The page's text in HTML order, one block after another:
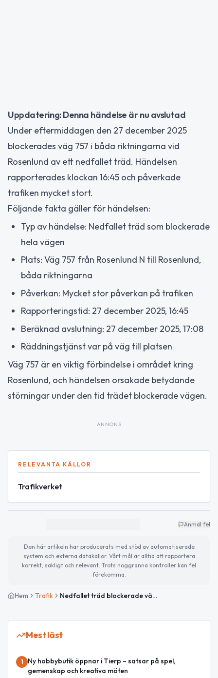
Uppdatering: Denna händelse är nu avslutad
Under eftermiddagen den 27 december 2025
blockerades väg 757 i båda riktningarna vid
Rosenlund av ett nedfallet träd. Händelsen
rapporterades klockan 16:45 och påverkade
trafiken mycket stort.
Följande fakta gäller för händelsen:
Typ av händelse: Nedfallet träd som blockerade
hela vägen
Plats: Väg 757 från Rosenlund N till Rosenlund,
båda riktningarna
Påverkan: Mycket stor påverkan på trafiken
Rapporteringstid: 27 december 2025, 16:45
Beräknad avslutning: 27 december 2025, 17:08
Räddningstjänst var på väg till platsen
Väg 757 är en viktig förbindelse i området kring
Rosenlund, och händelsen orsakade betydande
störningar under den tid trädet blockerade vägen.
ANNONS
RELEVANTA KÄLLOR
Trafikverket
Anmäl fel
Den här artikeln har producerats med stöd av automatiserade
system och externa datakällor. Vårt mål är alltid att rapportera
korrekt, sakligt och relevant. Trots noggranna kontroller kan fel
förekomma.
Hem Trafik Nedfallet träd blockerade väg 757 i Rosenlund – händelsen avslutad
Mest läst
1
Ny hobbybutik öppnar i Tierp – satsar på spel,
gemenskap och kreativa möten